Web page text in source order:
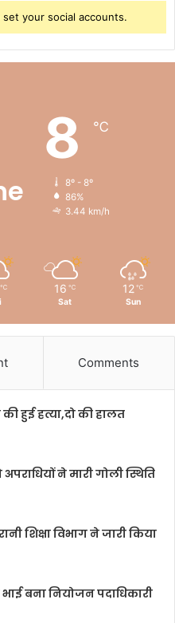
your social accounts.
8 ℃
8º - 8º
86%
3.44 km/h
℃ 16 ℃
Sat
12 ℃
Sun
Comments
हुई हत्या,दो की हालत
ने मारी गोली स्थिति
शिक्षा विभाग ने जारी किया
बना नियोजन पदाधिकारी